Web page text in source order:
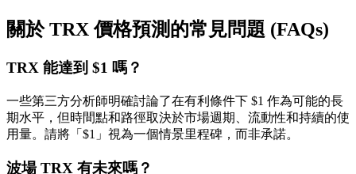
關於 TRX 價格預測的常見問題 (FAQs)
TRX 能達到 $1 嗎？
一些第三方分析師明確討論了在有利條件下 $1 作為可能的長
期水平，但時間點和路徑取決於市場週期、流動性和持續的使
用量。請將「$1」視為一個情景里程碑 ，而非承諾。
波場 TRX 有未來嗎？